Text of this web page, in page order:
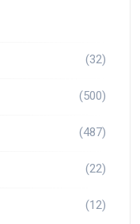
(32)
(500)
(487)
(22)
(12)